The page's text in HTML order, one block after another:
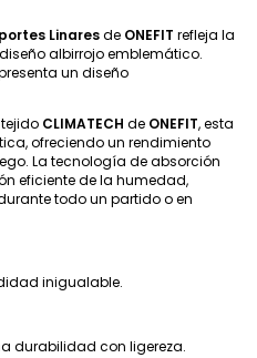
Linaresde ONEFIT refleja la
albirrojo emblemático.
un diseño
CLIMATECH de ONEFIT, esta
ofreciendo un rendimiento
La tecnología de absorción
eficiente de la humedad,
todo un partido o en
inigualable.
durabilidad con ligereza.